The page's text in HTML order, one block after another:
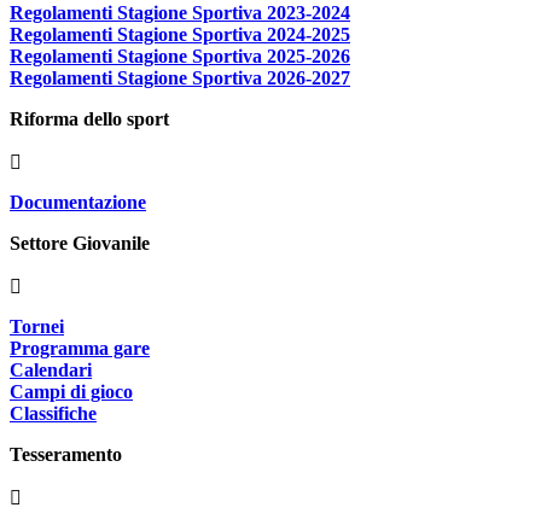
Regolamenti Stagione Sportiva 2023-2024
Regolamenti Stagione Sportiva 2024-2025
Regolamenti Stagione Sportiva 2025-2026
Regolamenti Stagione Sportiva 2026-2027
Riforma dello sport
Documentazione
Settore Giovanile
Tornei
Programma gare
Calendari
Campi di gioco
Classifiche
Tesseramento